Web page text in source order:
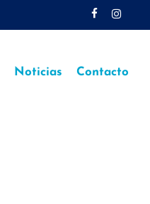
facebook
Noticias Contacto